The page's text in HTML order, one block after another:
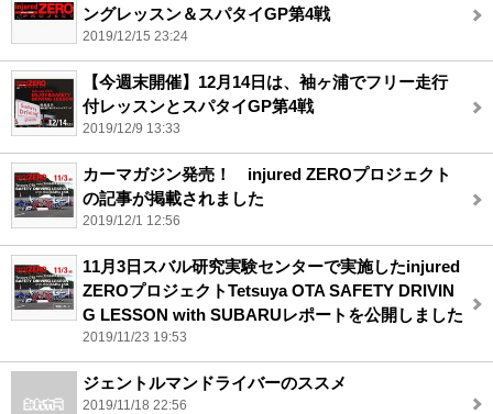
ングレッスン＆スパタイGP第4戦
2019/12/15 23:24
【今週末開催】12月14日は、袖ヶ浦でフリー走行
付レッスンとスパタイGP第4戦
2019/12/9 13:33
カーマガジン発売！ injured ZEROプロジェクト
の記事が掲載されました
2019/12/1 12:56
11月3日スバル研究実験センターで実施したinjured
ZEROプロジェクトTetsuya OTA SAFETY DRIVIN
G LESSON with SUBARUレポートを公開しました
2019/11/23 19:53
ジェントルマンドライバーのススメ
2019/11/18 22:56